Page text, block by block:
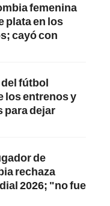
femenina
plata en los
cayó con
fútbol
los entrenos y
para dejar
de
rechaza
2026; "no fue